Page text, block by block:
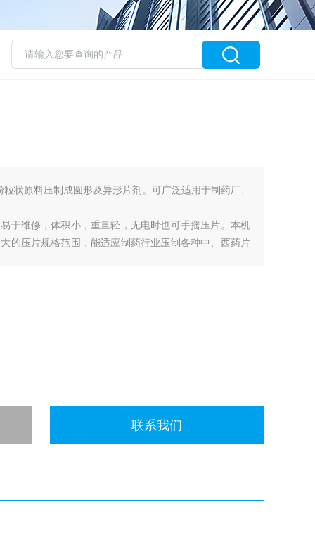
状原料压制成圆形及异形片剂。可广泛适用于制药厂、
于维修，体积小，重量轻，无电时也可手摇压片。本机
的压片规格范围，能适应制药行业压制各种中、西药片
联系我们